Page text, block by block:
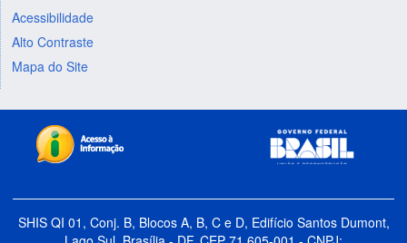
Acessibilidade
Alto Contraste
Mapa do Site
SHIS QI 01, Conj. B, Blocos A, B, C e D, Edifício Santos Dumont,